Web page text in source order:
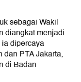
sebagai Wakil
diangkat menjadi
dipercaya
dan PTA Jakarta,
di Badan